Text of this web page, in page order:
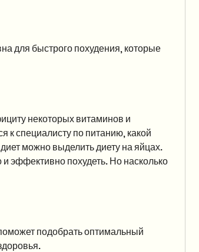
для быстрого похудения, которые
некоторых витаминов и
к специалисту по питанию, какой
можно выделить диету на яйцах.
эффективно похудеть. Но насколько
подобрать оптимальный